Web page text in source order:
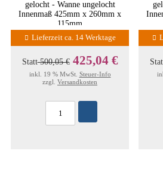
gelocht - Wanne ungelocht
Innenmaß 425mm x 260mm x
115mm
Lieferzeit ca. 14 Werktage
Statt500,05 € 425,04 €
inkl. 19 % MwSt. Steuer-Info
zzgl. Versandkosten